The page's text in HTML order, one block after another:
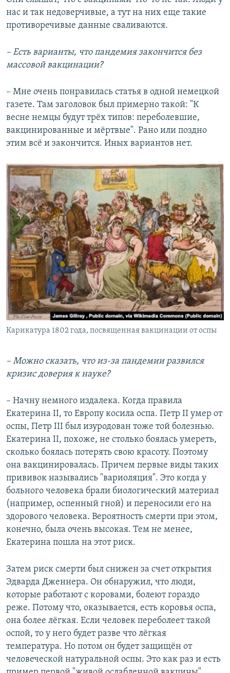
нас и так недоверчивые, а тут на них еще такие
противоречивые данные сваливаются.
– Есть варианты, что пандемия закончится без
массовой вакцинации?
– Мне очень понравилась статья в одной немецкой
газете. Там заголовок был примерно такой: "К
весне немцы будут трёх типов: переболевшие,
вакцинированные и мёртвые". Рано или поздно
этим всё и закончится. Иных вариантов нет.
Карикатура 1802 года, посвященная вакцинации от оспы
– Можно сказать, что из-за пандемииразвился
кризис доверия к науке?
– Начну немного издалека. Когда правила
Екатерина II, то Европу косила оспа. Петр II умер от
оспы, Петр III был изуродован тоже той болезнью.
Екатерина II, похоже, не столько боялась умереть,
сколько боялась потерять свою красоту. Поэтому
она вакцинировалась. Причем первые виды таких
прививок назывались "вариоляция". Это когда у
больного человека брали биологический материал
(например, оспенный гной) и переносили его на
здорового человека. Вероятность смерти при этом,
конечно, была очень высокая. Тем не менее,
Екатерина пошла на этот риск.
Затем риск смерти был снижен за счет открытия
Эдварда Дженнера. Он обнаружил, что люди,
которые работают с коровами, болеют гораздо
реже. Потому что, оказывается, есть коровья оспа,
она более лёгкая. Если человек переболеет такой
оспой, то у него будет разве что лёгкая
температура. Но потом он будет защищён от
человеческой натуральной оспы. Это как раз и есть